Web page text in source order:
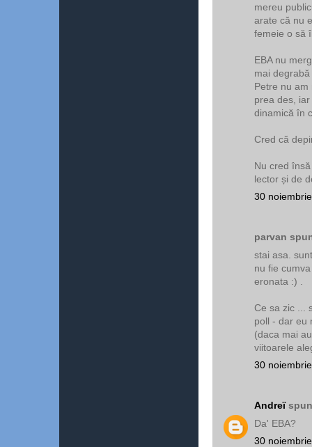
mereu
arate că nu
femeie o să
EBA nu
mai
Petre nu am
prea des,
dinamică în
Cred că
Nu cred
lector și de
30
parvan
stai asa.
nu fie
eronata :) .
Ce sa zic ...
poll - dar eu
(daca mai
viitoarele
30
Andreï
Da' EBA?
30